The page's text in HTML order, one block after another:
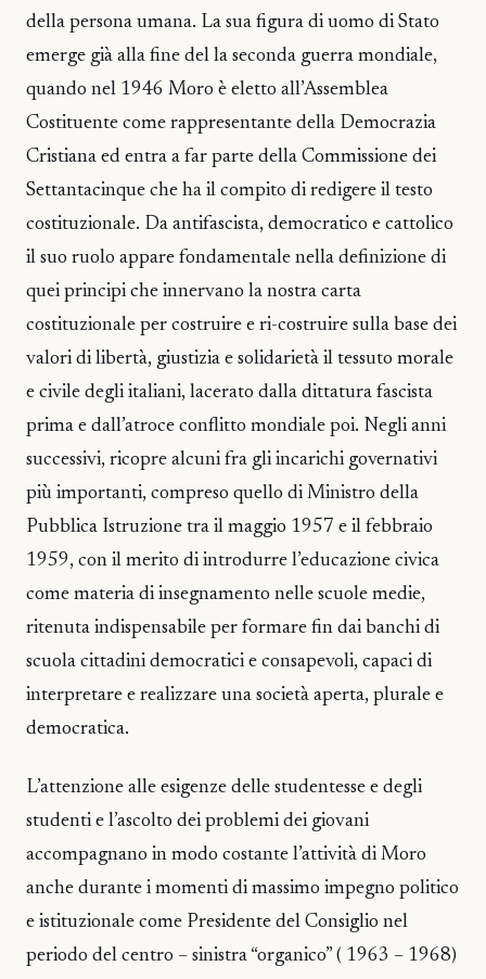
della persona umana. La sua figura di uomo di Stato
emerge già alla fine del la seconda guerra mondiale,
quando nel 1946 Moro è eletto all’Assemblea
Costituente come rappresentante della Democrazia
Cristiana ed entra a far parte della Commissione dei
Settantacinque che ha il compito di redigere il testo
costituzionale. Da antifascista, democratico e cattolico
il suo ruolo appare fondamentale nella definizione di
quei principi che innervano la nostra carta
costituzionale per costruire e ri-costruire sulla base dei
valori di libertà, giustizia e solidarietà il tessuto morale
e civile degli italiani, lacerato dalla dittatura fascista
prima e dall’atroce conflitto mondiale poi. Negli anni
successivi, ricopre alcuni fra gli incarichi governativi
più importanti, compreso quello di Ministro della
Pubblica Istruzione tra il maggio 1957 e il febbraio
1959, con il merito di introdurre l’educazione civica
come materia di insegnamento nelle scuole medie,
ritenuta indispensabile per formare fin dai banchi di
scuola cittadini democratici e consapevoli, capaci di
interpretare e realizzare una società aperta, plurale e
democratica.
L’attenzione alle esigenze delle studentesse e degli
studenti e l’ascolto dei problemi dei giovani
accompagnano in modo costante l’attività di Moro
anche durante i momenti di massimo impegno politico
e istituzionale come Presidente del Consiglio nel
periodo del centro – sinistra “organico” ( 1963 – 1968)